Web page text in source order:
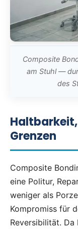
Composite
am Stuhl —
des
Grenzen
Composite
eine Politur,
weniger als
Kompromiss für
Reversibilität.